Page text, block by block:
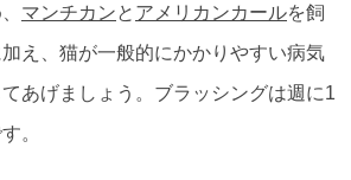
マンチカンと アメリカンカールを飼
え、猫が一般的にかかりやすい病気
あげましょう。ブラッシングは週に1
。